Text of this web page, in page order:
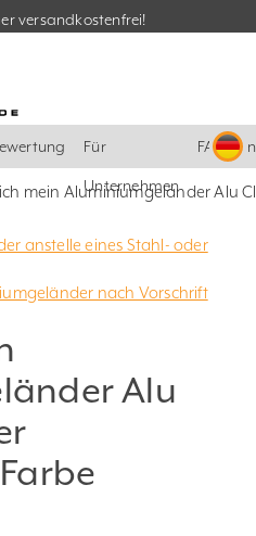
versandkostenfrei!
Für
Unternehmen
FAQ
mein Aluminiumgeländer Alu
anstelle eines Stahl- oder
nach Vorschrift
Alu